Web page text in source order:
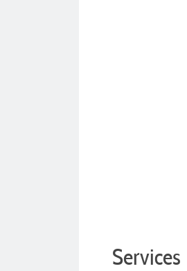
Services